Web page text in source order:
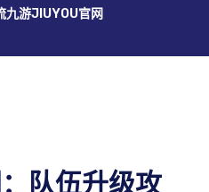
九游JIUYOU官网